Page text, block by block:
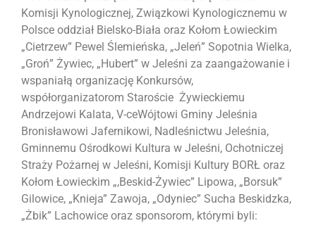
Komisji Kynologicznej, Związkowi Kynologicznemu w
Polsce oddział Bielsko-Biała oraz Kołom Łowieckim
„Cietrzew” Pewel Ślemieńska, „Jeleń” Sopotnia Wielka,
„Groń” Żywiec, „Hubert” w Jeleśni za zaangażowanie i
wspaniałą organizację Konkursów,
współorganizatorom Staroście Żywieckiemu
Andrzejowi Kalata, V-ceWójtowi Gminy Jeleśnia
Bronisławowi Jafernikowi, Nadleśnictwu Jeleśnia,
Gminnemu Ośrodkowi Kultura w Jeleśni, Ochotniczej
Straży Pożarnej w Jeleśni, Komisji Kultury BORŁ oraz
Kołom Łowieckim „,Beskid-Żywiec” Lipowa, „Borsuk”
Gilowice, „Knieja” Zawoja, „Odyniec” Sucha Beskidzka,
„Żbik” Lachowice oraz sponsorom, którymi byli: